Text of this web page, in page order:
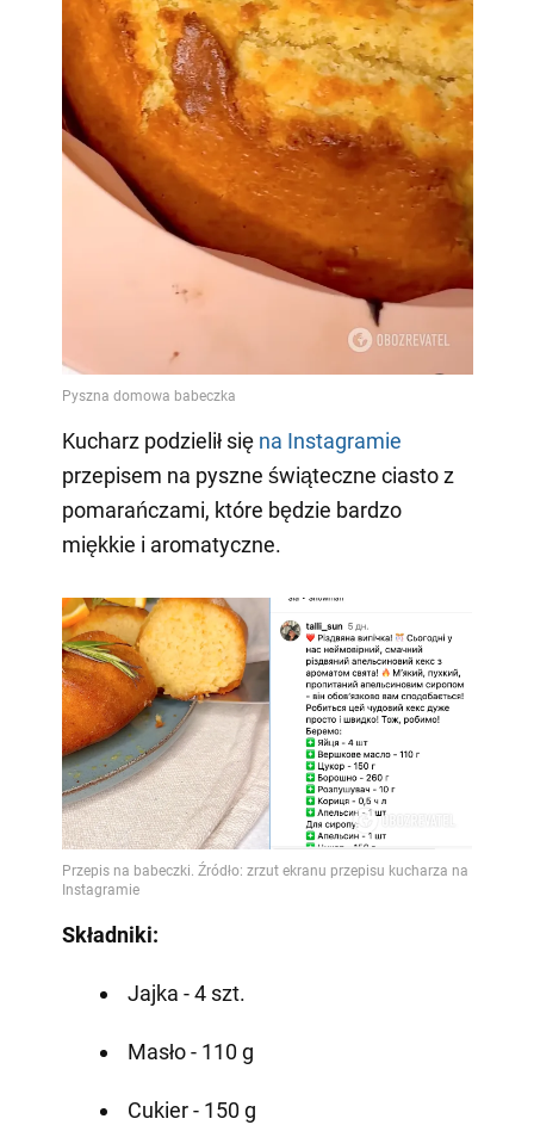
Kucharz podzielił się na Instagramie
przepisem na pyszne świąteczne ciasto z
pomarańczami, które będzie bardzo
miękkie i aromatyczne.
Składniki:
Jajka - 4 szt.
Masło - 110 g
Cukier - 150 g